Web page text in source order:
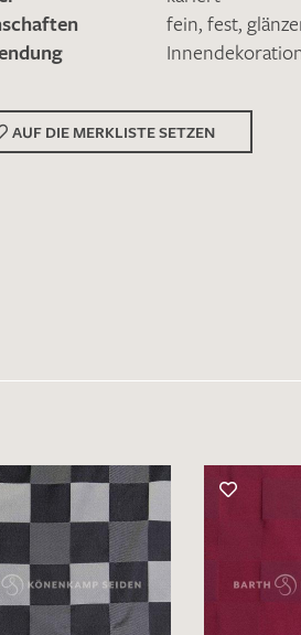
zum aktuellen
E-Mail mit ihren Kontaktdaten
an einer Lösung –
fein, fest,
AUF DIE MERKLISTE SETZEN